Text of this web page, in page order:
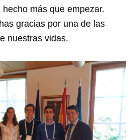
más que empezar.
gracias por una de las
nuestras vidas.